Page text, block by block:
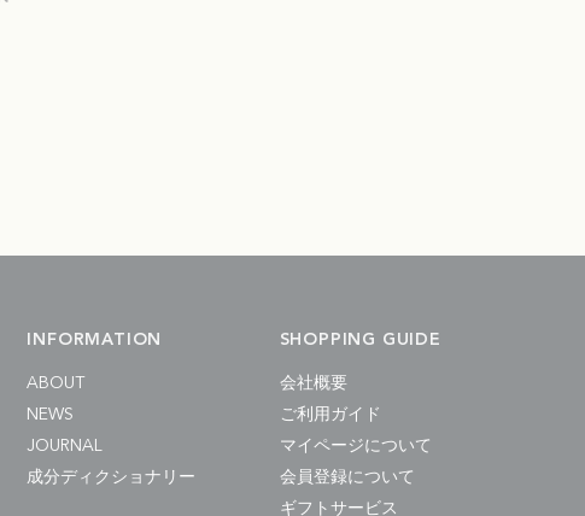
INFORMATION
ABOUT
NEWS
JOURNAL
成分ディクショナリー
SHOPPING GUIDE
会社概要
ご利用ガイド
マイページについて
会員登録について
ギフトサービス